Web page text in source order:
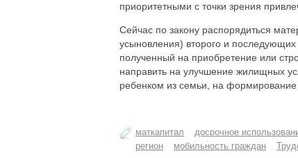
приоритетными с точки зрения
Сейчас по закону распорядиться
усыновления) второго и последующих
полученный на приобретение или
направить на улучшение жилищных
ребенком из семьи, на формирование
маткапитал досрочное
регион
мобильность граждан